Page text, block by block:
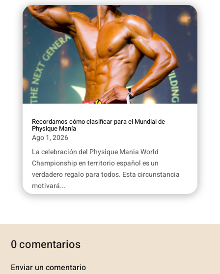
Recordamos cómo clasificar para el Mundial de
Physique Manía
Ago 1, 2026
La celebración del Physique Mania World
Championship en territorio español es un
verdadero regalo para todos. Esta circunstancia
motivará...
0 comentarios
Enviar un comentario